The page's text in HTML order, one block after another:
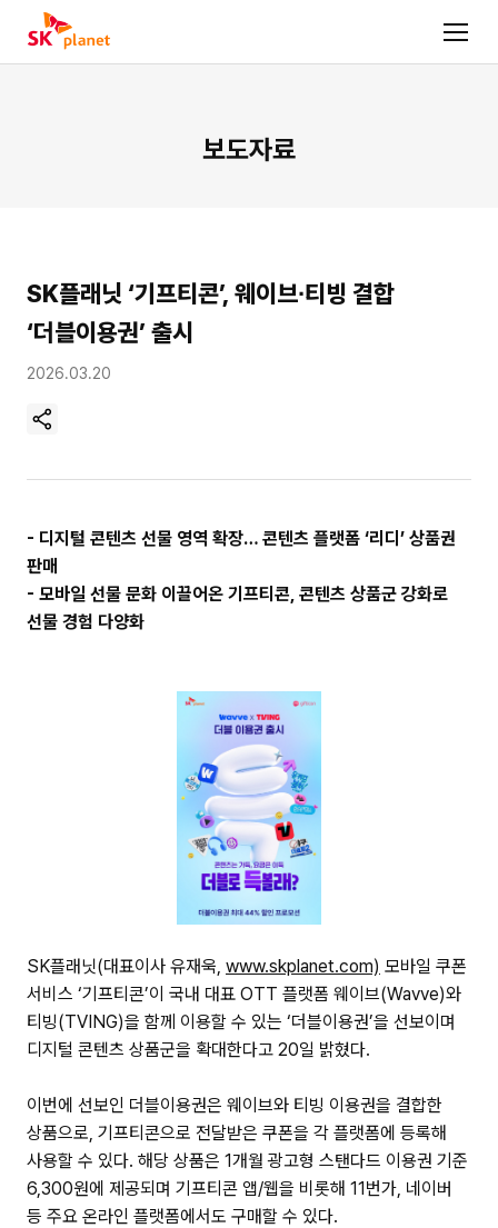
보도자료
SK플래닛 ‘기프티콘’, 웨이브∙티빙 결합
‘더블이용권’ 출시
2026.03.20
현
이
소
복
사
- 디지털 콘텐츠 선물 영역 확장… 콘텐츠 플랫폼 ‘리디’ 상품권
판매
- 모바일 선물 문화 이끌어온 기프티콘, 콘텐츠 상품군 강화로
선물 경험 다양화
SK플래닛(대표이사 유재욱, www.skplanet.com) 모바일 쿠폰
서비스 ‘기프티콘’이 국내 대표 OTT 플랫폼 웨이브(Wavve)와
티빙(TVING)을 함께 이용할 수 있는 ‘더블이용권’을 선보이며
디지털 콘텐츠 상품군을 확대한다고 20일 밝혔다.
이번에 선보인 더블이용권은 웨이브와 티빙 이용권을 결합한
상품으로, 기프티콘으로 전달받은 쿠폰을 각 플랫폼에 등록해
사용할 수 있다. 해당 상품은 1개월 광고형 스탠다드 이용권 기준
6,300원에 제공되며 기프티콘 앱/웹을 비롯해 11번가, 네이버
등 주요 온라인 플랫폼에서도 구매할 수 있다.